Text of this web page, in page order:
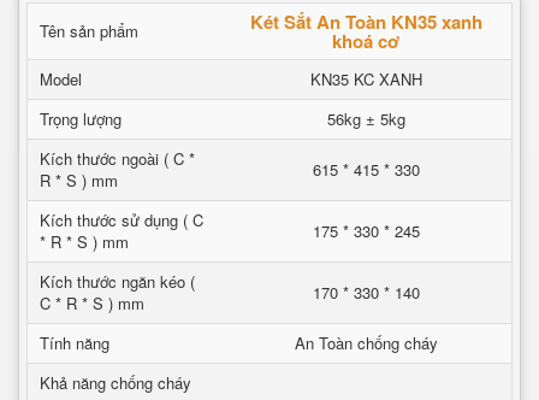
Tên sản phẩm Két Sắt An Toàn KN35 xanh
khoá cơ
Model
KN35 KC XANH
Trọng lượng
56kg ± 5kg
Kích thước ngoài ( C *
R * S ) mm
615 * 415 * 330
Kích thước sử dụng ( C
* R * S ) mm
175 * 330 * 245
Kích thước ngăn kéo (
C * R * S ) mm
170 * 330 * 140
Tính năng
An Toàn chống cháy
Khả năng chống cháy